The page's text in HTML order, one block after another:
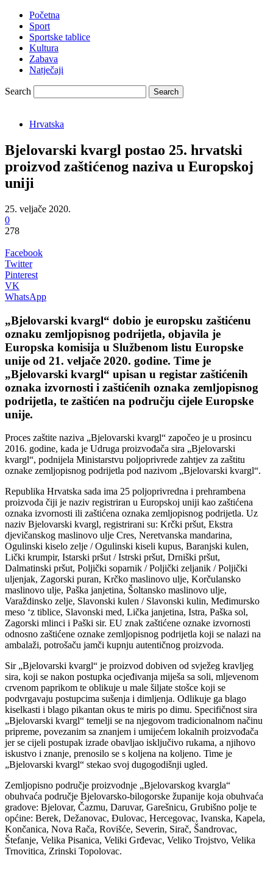
Početna
Sport
Sportske tablice
Kultura
Zabava
Natječaji
Search
Hrvatska
Bjelovarski kvargl postao 25. hrvatski
proizvod zaštićenog naziva u Europskoj
uniji
25. veljače 2020.
0
278
Facebook
Twitter
Pinterest
VK
WhatsApp
„Bjelovarski kvargl“ dobio je europsku zaštićenu
oznaku zemljopisnog podrijetla, objavila je
Europska komisija u Službenom listu Europske
unije od 21. veljače 2020. godine. Time je
„Bjelovarski kvargl“ upisan u registar zaštićenih
oznaka izvornosti i zaštićenih oznaka zemljopisnog
podrijetla, te zaštićen na području cijele Europske
unije.
Proces zaštite naziva „Bjelovarski kvargl“ započeo je u prosincu
2016. godine, kada je Udruga proizvođača sira „Bjelovarski
kvargl“, podnijela Ministarstvu poljoprivrede zahtjev za zaštitu
oznake zemljopisnog podrijetla pod nazivom „Bjelovarski kvargl“.
Republika Hrvatska sada ima 25 poljoprivredna i prehrambena
proizvoda čiji je naziv registriran u Europskoj uniji kao zaštićena
oznaka izvornosti ili zaštićena oznaka zemljopisnog podrijetla. Uz
naziv Bjelovarski kvargl, registrirani su: Krčki pršut, Ekstra
djevičanskog maslinovo ulje Cres, Neretvanska mandarina,
Ogulinski kiselo zelje / Ogulinski kiseli kupus, Baranjski kulen,
Lički krumpir, Istarski pršut / Istrski pršut, Drniški pršut,
Dalmatinski pršut, Poljički soparnik / Poljički zeljanik / Poljički
uljenjak, Zagorski puran, Krčko maslinovo ulje, Korčulansko
maslinovo ulje, Paška janjetina, Šoltansko maslinovo ulje,
Varaždinsko zelje, Slavonski kulen / Slavonski kulin, Međimursko
meso ‘z tiblice, Slavonski med, Lička janjetina, Istra, Paška sol,
Zagorski mlinci i Paški sir. EU znak zaštićene oznake izvornosti
odnosno zaštićene oznake zemljopisnog podrijetla koji se nalazi na
ambalaži, potrošaču jamči kupnju autentičnog proizvoda.
Sir „Bjelovarski kvargl“ je proizvod dobiven od svježeg kravljeg
sira, koji se nakon postupka ocjeđivanja miješa sa soli, mljevenom
crvenom paprikom te oblikuje u male šiljate stošce koji se
podvrgavaju postupcima sušenja i dimljenja. Odlikuje ga blago
kiselkasti i blago pikantan okus te miris po dimu. Specifičnost sira
„Bjelovarski kvargl“ temelji se na njegovom tradicionalnom načinu
pripreme, povezanim sa znanjem i umijećem lokalnih proizvođača
jer se cijeli postupak izrade obavljao isključivo rukama, a njihovo
iskustvo i znanje, prenosilo se s koljena na koljeno. Time je
„Bjelovarski kvargl“ stekao svoj dugogodišnji ugled.
Zemljopisno područje proizvodnje „Bjelovarskog kvargla“
obuhvaća područje Bjelovarsko-bilogorske županije koja obuhvaća
gradove: Bjelovar, Čazmu, Daruvar, Garešnicu, Grubišno polje te
općine: Berek, Dežanovac, Đulovac, Hercegovac, Ivanska, Kapela,
Končanica, Nova Rača, Rovišće, Severin, Sirač, Šandrovac,
Štefanje, Velika Pisanica, Veliki Grđevac, Veliko Trojstvo, Velika
Trnovitica, Zrinski Topolovac.